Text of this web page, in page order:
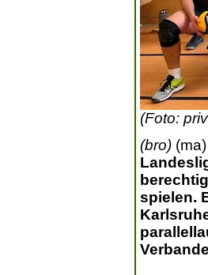
(Foto:
(bro) (ma)
spielen.